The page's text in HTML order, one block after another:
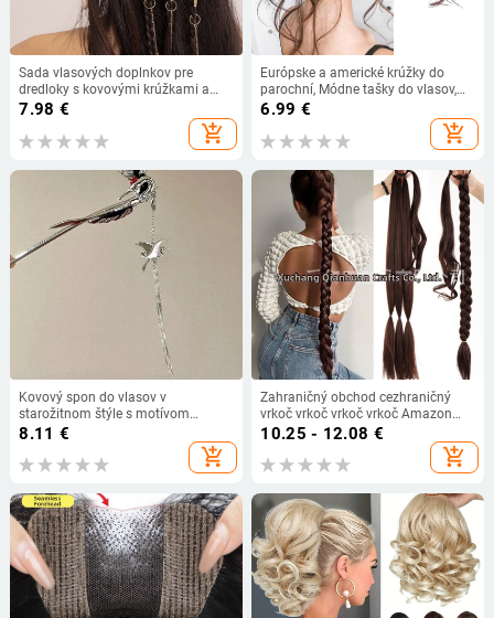
Sada vlasových doplnkov pre
dredloky s kovovými krúžkami a
sponkami – mušle a hviezdice s
strapcami, 24 kusov, pre deti, ručne
vyrobené
7.98 €
add_shopping_cart
Európske a americké krúžky do
parochní, Módne tašky do vlasov,
Guľové čelenky, Prirodzene
nadýchané a rozstrapatené dlhé
vrkoče do brady, Parochne, Krúžky
6.99 €
add_shopping_cart
Kovový spon do vlasov v
starožitnom štýle s motívom
zvieraťa/zodiaku, ručne vyrobené
(materiál: kov; štýl: starožitný;
model: zviera/zodiak)
8.11 €
add_shopping_cart
Zahraničný obchod cezhraničný
vrkoč vrkoč vrkoč vrkoč Amazon
najpredávanejší trojprameňový
10.25 - 12.08 €
add_shopping_cart